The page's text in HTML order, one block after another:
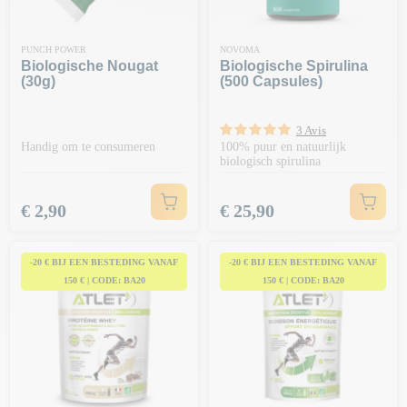
PUNCH POWER
Biologische Nougat
(30g)
Handig om te consumeren
Prijs
€ 2,90
NOVOMA
Biologische Spirulina
(500 Capsules)
3 Avis
100% puur en natuurlijk
biologisch spirulina
Prijs
€ 25,90
-20 € BIJ EEN BESTEDING VANAF
150 € | CODE: BA20
-20 € BIJ EEN BESTEDING VANAF
150 € | CODE: BA20